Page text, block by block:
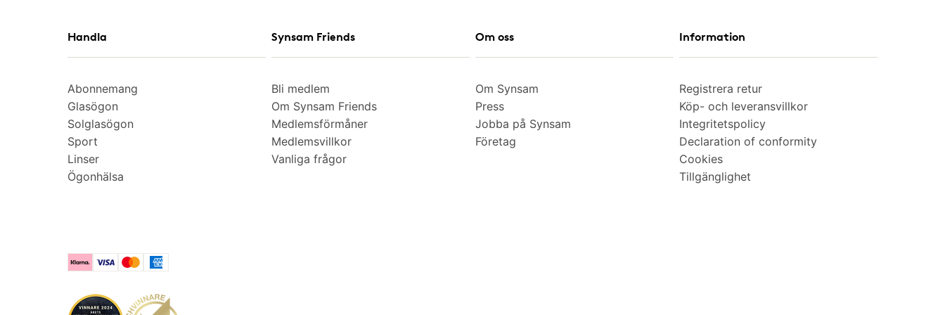
Handla
Abonnemang
Glasögon
Solglasögon
Sport
Linser
Ögonhälsa
Synsam Friends
Bli medlem
Om Synsam Friends
Medlemsförmåner
Medlemsvillkor
Vanliga frågor
Om oss
Om Synsam
Press
Jobba på Synsam
Företag
Information
Registrera retur
Köp- och leveransvillkor
Integritetspolicy
Declaration of conformity
Cookies
Tillgänglighet
KlarnaVisa MastercardAmerican Express